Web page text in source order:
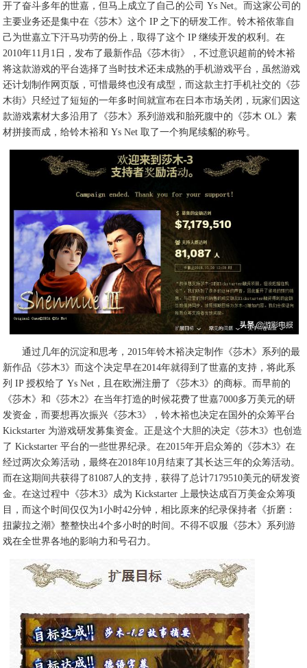
开了奋斗多年的世嘉，但马上成立了自己的公司 Ys Net。而这家公司的
主要业务还是集中在《莎木》这个 IP 之下的研发工作。铃木裕依靠自
己为世嘉立下汗马功劳的份上，取得了这个 IP 继续开发的权利。在
2010年11月1日，发布了最新作品《莎木街》，不过意识超前的铃木裕
将这款游戏的平台选择了当时技术还未成熟的手机游戏平台，虽然游戏
还计划制作网页版，可惜最终也没有成型，而这款主打手机社交的《莎
木街》只经过了短短的一年多时间就宣布在日本市场关闭，玩家们因这
款游戏素材大多沿用了《莎木》系列游戏和胎死腹中的《莎木 OL》素
材拼接而成，给铃木裕和 Ys Net 取了一个狗尾续貂的称号。
通过几年的沉淀和思考，2015年铃木裕决定制作《莎木》系列的最
新作品《莎木3》而这个决定早在2014年就得到了世嘉的支持，将此系
列 IP 授权给了 Ys Net，且在欧洲注册了《莎木3》的商标。而早前的
《莎木》和《莎木2》在当年打造的时候花费了世嘉7000多万美元的研
发资金，而要想再次振兴《莎木3》，铃木裕也决定在国外的众筹平台
Kickstarter 为游戏研发募集资金。正是这个大胆的决定《莎木3》也创造
了 Kickstarter 平台的一些世界纪录。在2015年开启众筹的《莎木3》在
经过两次众筹活动，最终在2018年10月结束了其长达三年的众筹活动。
而在这期间共获得了81087人的支持，获得了总计7179510美元的研发资
金。在这过程中《莎木3》成为 Kickstarter 上最快达成百万美金众筹项
目，而这个时间仅仅为1小时42分钟，相比原来的纪录保持者《折磨：
扭蒙拉之潮》整整快出4个多小时的时间。不得不叹服《莎木》系列游
戏在全世界各地的影响力和号召力。